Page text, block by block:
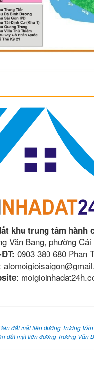
khu trung tâm hành
Văn Bang, phường
0903 380 680 Phan
:
:
đất mặt tiền đường Trương
đất mặt tiền đường Trương Văn